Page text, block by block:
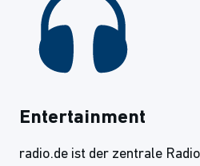
Entertainment
radio.de ist der zentrale